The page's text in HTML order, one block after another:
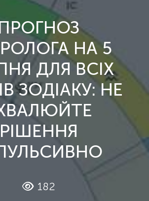
НА 5
ДЛЯ ВСІХ
ЗОДІАКУ: НЕ
РІШЕННЯ
182